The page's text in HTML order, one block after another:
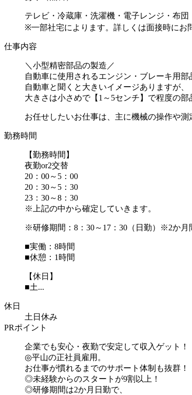
テレビ・冷蔵庫・洗濯機・電子レンジ・布
※一部社宅によります。詳しくは面接時にお
仕事内容
＼小型精密部品の製造／
自動車に使用されるエンジン・ブレーキ用部
自動車と聞くと大きいイメージありますが、
大きさは小さめで【1～5センチ】で程度の部
お任せしたいお仕事は、主に機械の操作や測
勤務時間
【勤務時間】
夜勤or2交替
20：00～5：00
20：30～5：30
23：30～8：30
※上記の中から確定していきます。
※研修期間：8：30～17：30（日勤）※2か月
■実働：8時間
■休憩：1時間
【休日】
■土...
休日
土日休み
PRポイント
企業でも安心・夜勤で安定して収入ゲット！
◎平山の正社員雇用。
お仕事が慣れるまでのサポート体制も抜群！
◎未経験からのスタートが9割以上！
◎研修期間は2か月日勤で、